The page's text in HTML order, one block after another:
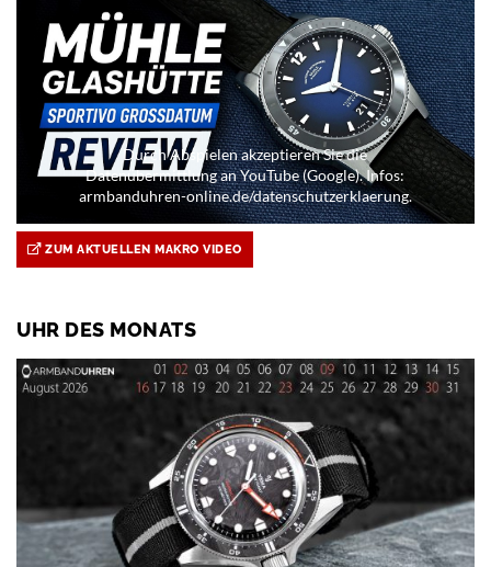
Durch Abspielen akzeptieren Sie die
Datenübermittlung an YouTube (Google). Infos:
armbanduhren-online.de/datenschutzerklaerung.
ZUM AKTUELLEN MAKRO VIDEO
UHR DES MONATS